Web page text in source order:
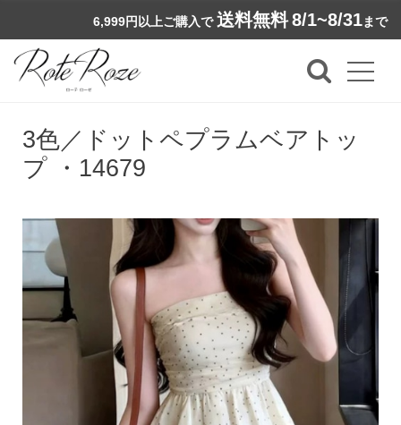
6,999円以上ご購入で 送料無料8/1~8/31まで
3色／ドットペプラムベアトッ
プ ・14679